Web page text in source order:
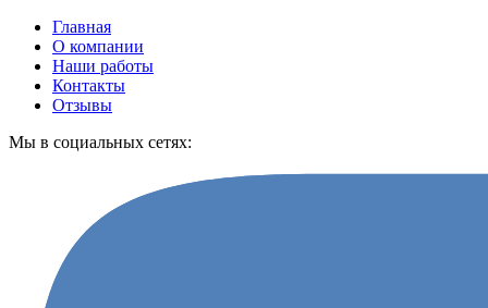
Главная
О компании
Наши работы
Контакты
Отзывы
Мы в социальных сетях: